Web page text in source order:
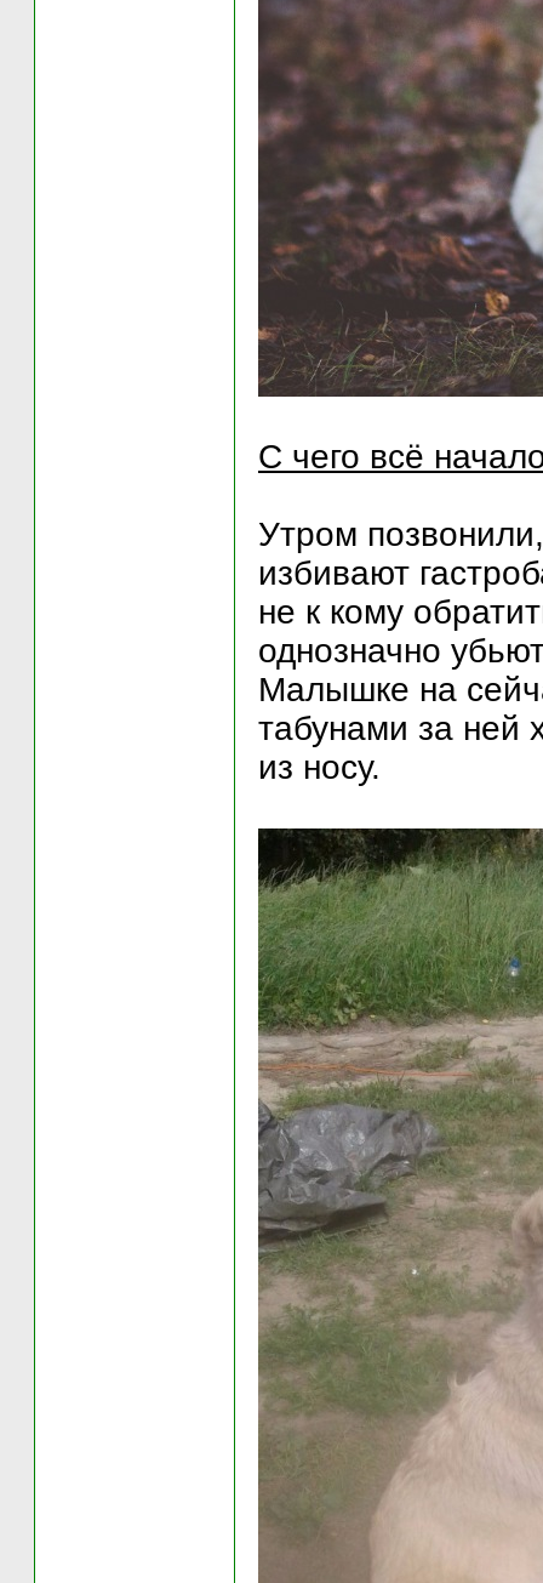
С чего всё
Утром
избивают
не к кому
однозначно
Малышке на
табунами за ней
из носу.